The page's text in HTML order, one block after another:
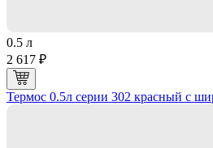
0.5 л
2 617 ₽
Термос 0.5л серии 302 красный с